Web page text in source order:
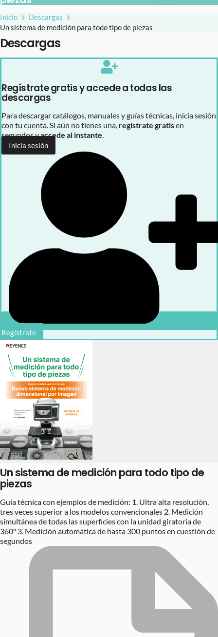
Inicio
Descargas
Un sistema de medición para todo tipo de piezas
Descargas
Regístrate gratis y accede a todas las
descargas
Para descargar catálogos, manuales y guías técnicas, inicia sesión
con tu cuenta. Si aún no tienes una, regístrate gratisen
segundos yaccede al instante.
Inicia sesión
Regístrate
Un sistema de medición para todo tipo de
piezas
Guía técnica con ejemplos de medición: 1. Ultra alta resolución,
tres veces superior a los modelos convencionales 2. Medición
simultánea de todas las superficies con la unidad giratoria de
360° 3. Medición automática de hasta 300 puntos en cuestión de
segundos